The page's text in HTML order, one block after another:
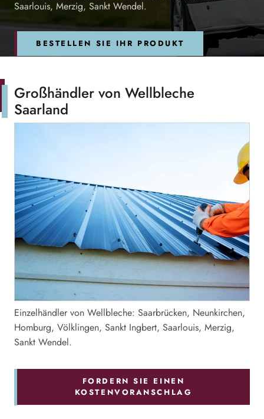
Saarlouis, Merzig, Sankt Wendel.
BESTELLEN SIE IHR PRODUKT
Großhändler von Wellbleche
Saarland
Einzelhändler von Wellbleche: Saarbrücken, Neunkirchen,
Homburg, Völklingen, Sankt Ingbert, Saarlouis, Merzig,
Sankt Wendel.
FORDERN SIE EINEN
KOSTENVORANSCHLAG